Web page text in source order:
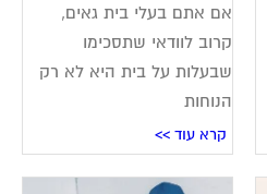
אם אתם בעלי בית גאים,
קרוב לוודאי שתסכימו
שבעלות על בית היא לא רק
הנוחות
קרא עוד >>